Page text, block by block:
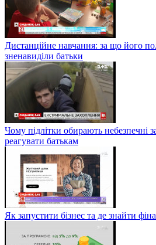
Дистанційне навчання: за що його
зненавиділи батьки
Чому підлітки обирають небезпечні
реагувати батькам
Як запустити бізнес та де знайти